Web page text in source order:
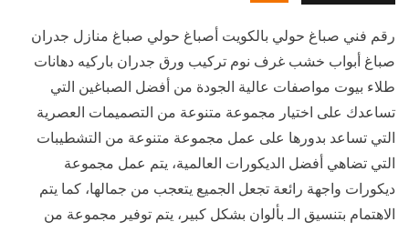
رقم فني صباغ حولي بالكويت أصباغ حولي صباغ منازل جدران
صباغ أبواب خشب غرف نوم تركيب ورق جدران باركيه دهانات
طلاء بيوت مواصفات عالية الجودة من أفضل الصباغين التي
تساعدك على اختيار مجموعة متنوعة من التصميمات العصرية
التي تساعد بدورها على عمل مجموعة متنوعة من التشطيبات
التي تضاهي أفضل الديكورات العالمية، يتم عمل مجموعة
ديكورات واجهة رائعة تجعل الجميع يتعجب من جمالها، كما يتم
الاهتمام بتنسيق الـ بألوان بشكل كبير، يتم توفير مجموعة من